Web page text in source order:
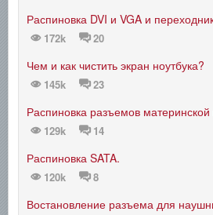
Распиновка DVI и VGA и
172k 20
Чем и как чистить экран ноутбука?
145k 23
Распиновка разъемов
129k 14
Распиновка SATA.
120k 8
Востановление разъема для